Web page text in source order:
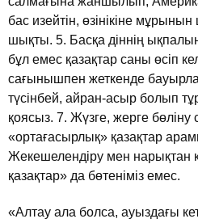
бас изейтiн, өзiнiкiне мұрынын
шықты. 5. Басқа дiннiң
бұл емес қазақтар саны өсiп
сағынышпен жеткенде
түсiнбей, айран-асыр болып
қоясыз. 7. Жүзге, жерге бөлiну
«ортағасырлық» қазақтар
Жекешелендiру мен нарықтан
қазақтар» да бөтенiмiз емес.
«Алтау ала болса, ауыздағы